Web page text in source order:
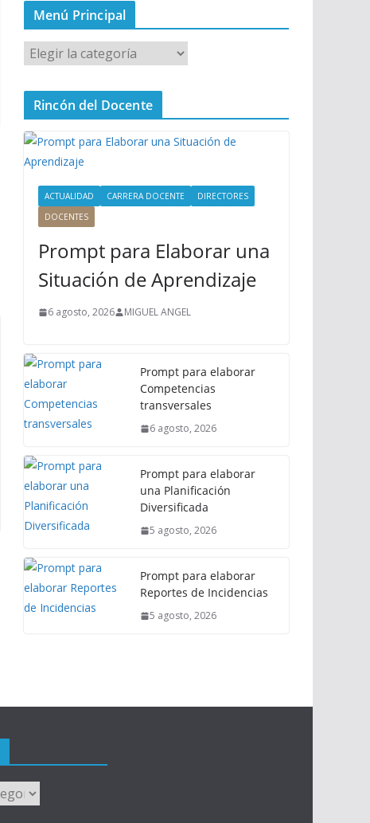
Menú Principal
M
e
n
P
i
Rincón del Docente
ACTUALIDAD CARRERA DOCENTE
DIRECTORES
DOCENTES
Prompt para Elaborar una
Situación de Aprendizaje
6 agosto, 2026 MIGUEL ANGEL
Prompt para elaborar
Competencias
transversales
6 agosto, 2026
Prompt para elaborar
una Planificación
Diversificada
5 agosto, 2026
Prompt para elaborar
Reportes de Incidencias
5 agosto, 2026